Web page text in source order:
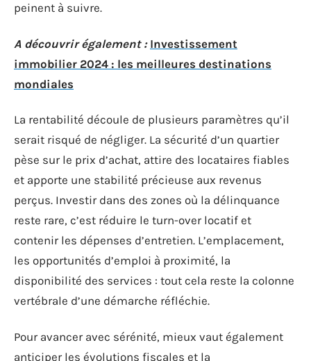
peinent à suivre.
A découvrir également : Investissement
immobilier 2024 : les meilleures destinations
mondiales
La rentabilité découle de plusieurs paramètres qu’il
serait risqué de négliger. La sécurité d’un quartier
pèse sur le prix d’achat, attire des locataires fiables
et apporte une stabilité précieuse aux revenus
perçus. Investir dans des zones où la délinquance
reste rare, c’est réduire le turn-over locatif et
contenir les dépenses d’entretien. L’emplacement,
les opportunités d’emploi à proximité, la
disponibilité des services : tout cela reste la colonne
vertébrale d’une démarche réfléchie.
Pour avancer avec sérénité, mieux vaut également
anticiper les évolutions fiscales et la